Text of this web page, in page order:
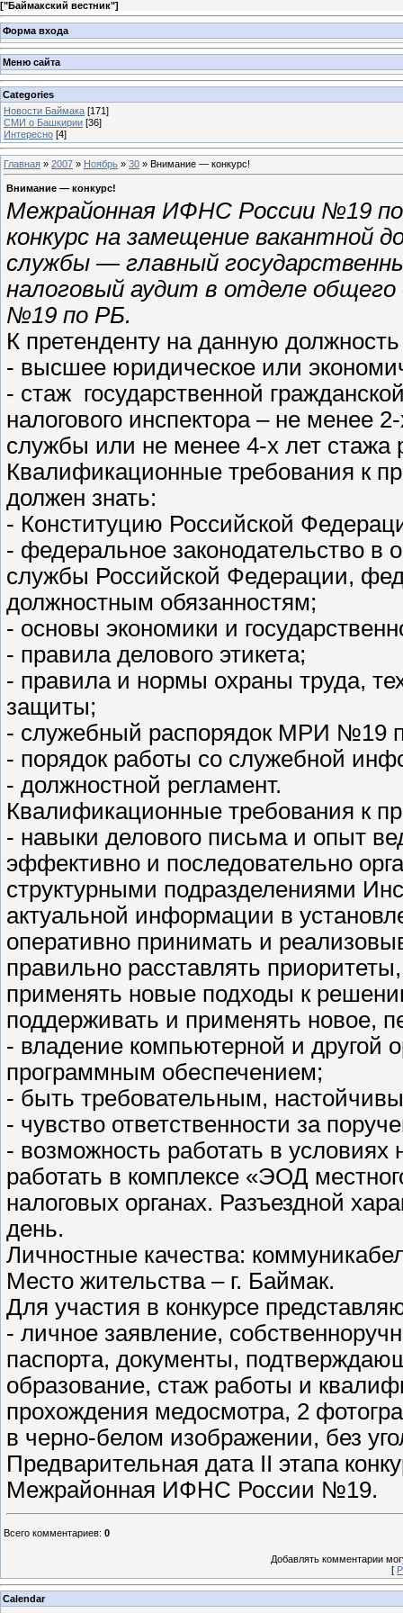
["Баймакский вестник"]
Форма входа
Меню сайта
Categories
Новости Баймака [171]
СМИ о Башкирии [36]
Интересно [4]
Главная » 2007 » Ноябрь » 30 » Внимание — конкурс!
Внимание — конкурс!
Межрайонная ИФНС России №19
конкурс на замещение вакантной
службы — главный
налоговый аудит в отделе
№19 по РБ.
К претенденту на данную
- высшее юридическое или
- стаж государственной
налогового инспектора – не менее
службы или не менее 4-х лет стажа
Квалификационные требования к
должен знать:
- Конституцию Российской
- федеральное законодательство в
службы Российской Федерации,
должностным обязанностям;
- основы экономики и
- правила делового этикета;
- правила и нормы охраны труда,
защиты;
- служебный распорядок МРИ №19
- порядок работы со служебной
- должностной регламент.
Квалификационные требования к
- навыки делового письма и опыт
эффективно и последовательно
структурными подразделениями
актуальной информации в
оперативно принимать и
правильно расставлять
применять новые подходы к
поддерживать и применять новое,
- владение компьютерной и другой
программным обеспечением;
- быть требовательным,
- чувство ответственности за
- возможность работать в
работать в комплексе «ЭОД
налоговых органах. Разъездной
день.
Личностные качества:
Место жительства – г. Баймак.
Для участия в конкурсе
- личное заявление,
паспорта, документы,
образование, стаж работы и
прохождения медосмотра, 2
в черно-белом изображении, без
Предварительная дата II этапа
Межрайонная ИФНС России №19.
Всего комментариев: 0
Добавлять комментарии
[
Calendar